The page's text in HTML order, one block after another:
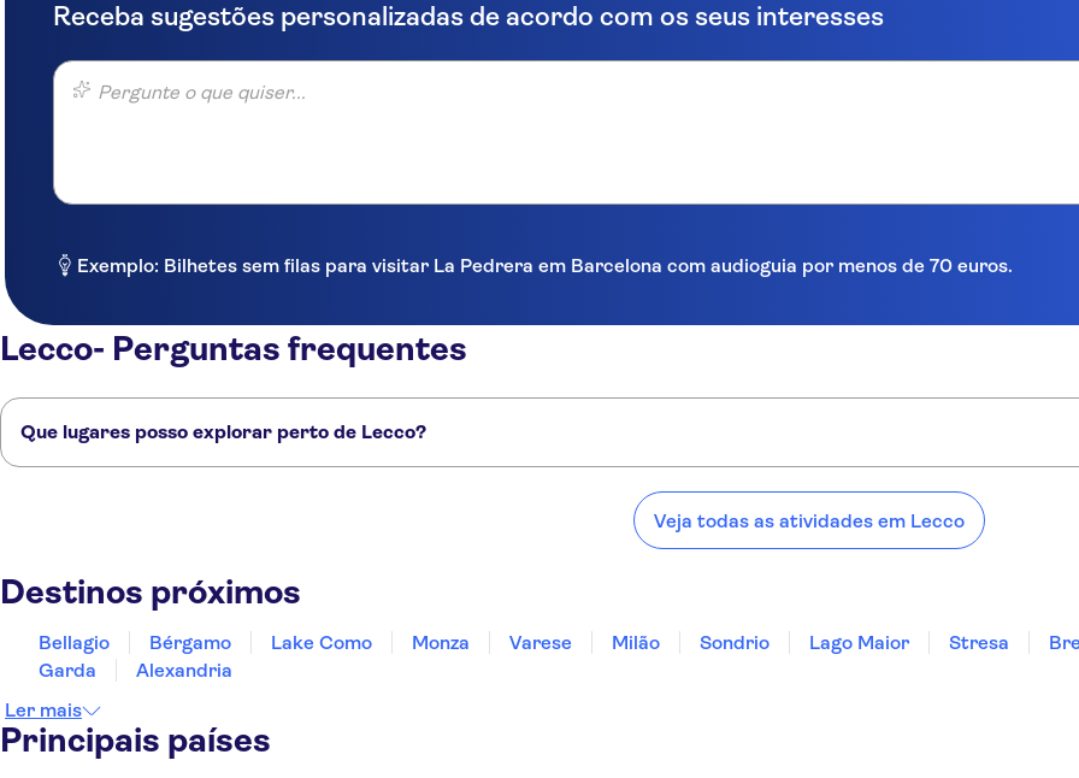
Receba sugestões personalizadas de acordo com os seus interesses
Pergunte o que quiser...
Exemplo: Bilhetes sem filas para visitar La Pedrera em Barcelona com audioguia por menos de 70 euros.
Lecco- Perguntas frequentes
Que lugares posso explorar perto de Lecco?
Veja todas as atividades em Lecco
Destinos próximos
Bellagio Bérgamo Lake Como Monza Varese Milão Sondrio Lago Maior Stresa
Garda
Alexandria
Ler mais
Principais países